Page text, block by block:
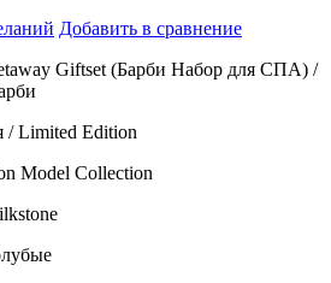
Добавить в сравнение
Giftset (Барби Набор для СПА) /
/ Limited Edition
Model Collection